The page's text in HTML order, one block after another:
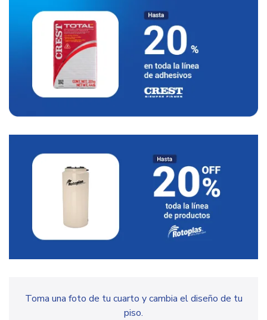
Toma una foto de tu cuarto y cambia el diseño de tu
piso.